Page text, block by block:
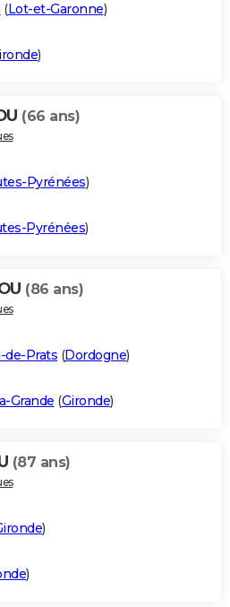
(Lot-et-Garonne)
)
(66 ans)
Pyrénées)
Pyrénées)
(86 ans)
de-Prats (Dordogne)
Grande (Gironde)
(87 ans)
)
)